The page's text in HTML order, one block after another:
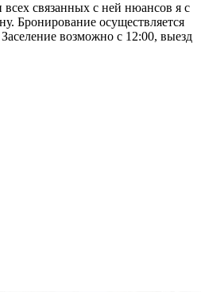
связанных с ней нюансов я с
Бронирование осуществляется
возможно с 12:00, выезд